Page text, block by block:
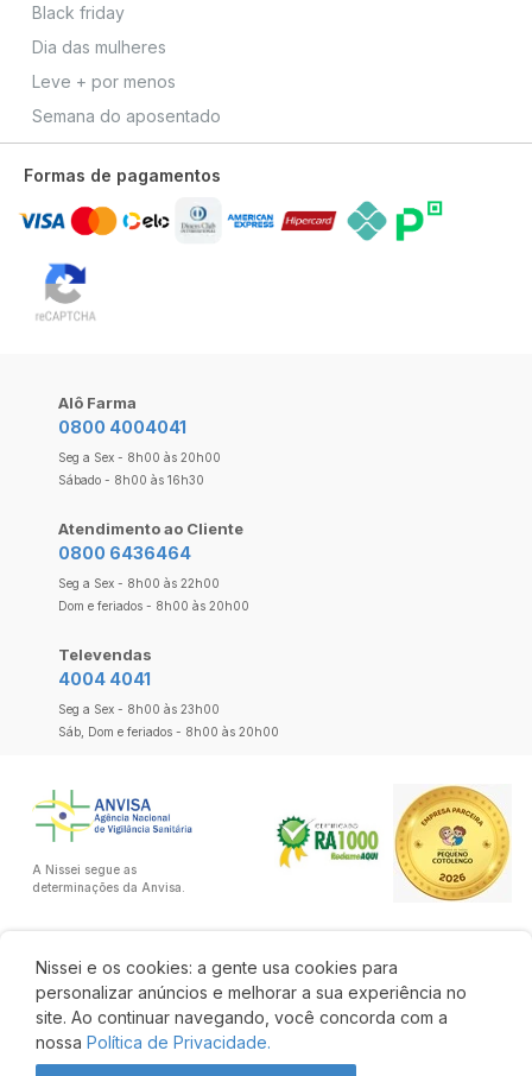
Nissei e os cookies: a gente usa cookies para
personalizar anúncios e melhorar a sua experiência no
site. Ao continuar navegando, você concorda com a
nossa Política de Privacidade.
Black friday
Dia das mulheres
Leve + por menos
Semana do aposentado
Formas de pagamentos
Alô Farma
0800 4004041
Seg a Sex - 8h00 às 20h00
Sábado - 8h00 às 16h30
Atendimento ao Cliente
0800 6436464
Seg a Sex - 8h00 às 22h00
Dom e feriados - 8h00 às 20h00
Televendas
4004 4041
Seg a Sex - 8h00 às 23h00
Sáb, Dom e feriados - 8h00 às 20h00
A Nissei segue as
determinações da Anvisa.